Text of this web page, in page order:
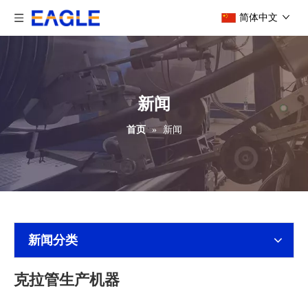
简体中文
新闻
首页 » 新闻
新闻分类
克拉管生产机器